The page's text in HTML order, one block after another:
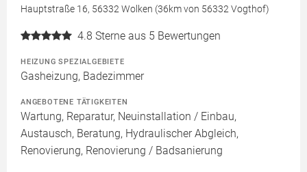
Hauptstraße 16, 56332 Wolken (36km von 56332 Vogthof)
4.8 Sterne aus 5 Bewertungen
HEIZUNG SPEZIALGEBIETE
Gasheizung, Badezimmer
ANGEBOTENE TÄTIGKEITEN
Wartung, Reparatur, Neuinstallation / Einbau,
Austausch, Beratung, Hydraulischer Abgleich,
Renovierung, Renovierung / Badsanierung